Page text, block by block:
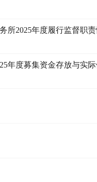
所2025年度履行监督职
年度募集资金存放与实